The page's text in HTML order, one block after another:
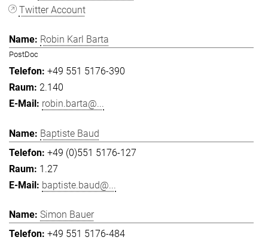
Twitter Account
Robin Karl Barta
PostDoc
+49 551 5176-390
2.140
robin.barta@...
Baptiste Baud
+49 (0)551 5176-127
1.27
baptiste.baud@...
Simon Bauer
+49 551 5176-484